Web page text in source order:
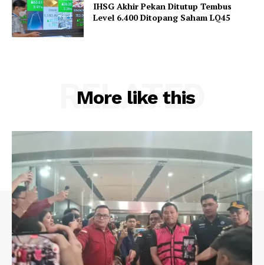
IHSG Akhir Pekan Ditutup Tembus
Level 6.400 Ditopang Saham LQ45
More like this
RELATED